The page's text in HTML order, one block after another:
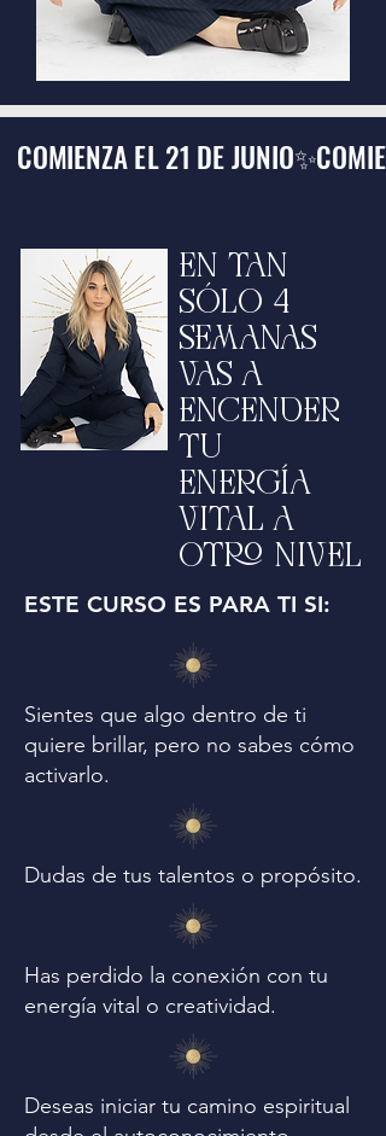
COMIENZA EL 21 DE
EN TAN
SÓLO 4
SEMANAS
VAS A
ENCENDER
TU
ENERGÍA
VITAL A
OTRO NIVEL
ESTE CURSO ES PARA TI SI:
Sientes que algo dentro de ti
quiere brillar, pero no sabes cómo
activarlo.
Dudas de tus talentos o propósito.
Has perdido la conexión con tu
energía vital o creatividad.
Deseas iniciar tu camino espiritual